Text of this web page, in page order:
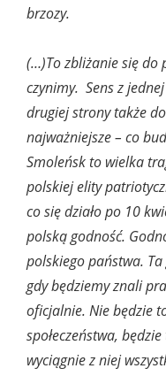
brzozy.
(…)To zbliżanie się do
czynimy. Sens z
drugiej strony także
najważniejsze – co
Smoleńsk to wielka
polskiej elity
co się działo po 10
polską godność.
polskiego państwa.
gdy będziemy znali
oficjalnie. Nie będzie
społeczeństwa,
wyciągnie z niej